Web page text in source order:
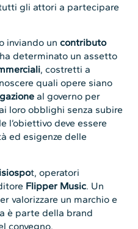
gli attori a partecipare
inviando uncontributo
determinato un assetto
, costretti a
quali opere siano
al governo per
loro obblighi senza subire
l’obiettivo deve essere
ed esigenze delle
t, operatori
Flipper Music. Un
valorizzare un marchio e
è parte della brand
convegno.